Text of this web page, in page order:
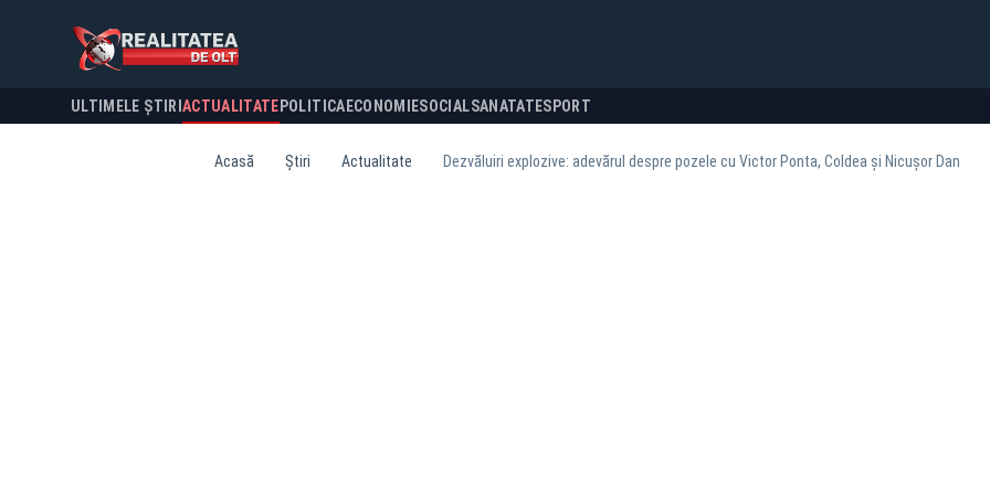
ULTIMELE ȘTIRI ACTUALITATE POLITICA ECONOMIESOCIALSANATATESPORT
Acasă Știri Actualitate Dezvăluiri explozive: adevărul despre pozele cu Victor Ponta, Coldea și Nicușor Dan